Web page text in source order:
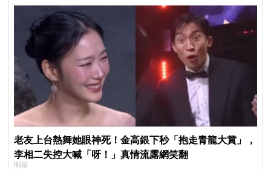
老友上台熱舞她眼神死！金高銀下秒「抱走青龍大賞」，
李相二失控大喊「呀！」真情流露網笑翻
明星